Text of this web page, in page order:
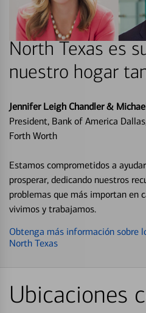
North Texas es
nuestro hogar
Jennifer Leigh Chandler &
President, Bank of America
Forth Worth
Estamos comprometidos a
prosperar, dedicando nuestros
problemas que más importan en
vivimos y trabajamos.
Obtenga más información sobre
North Texas
Ubicaciones